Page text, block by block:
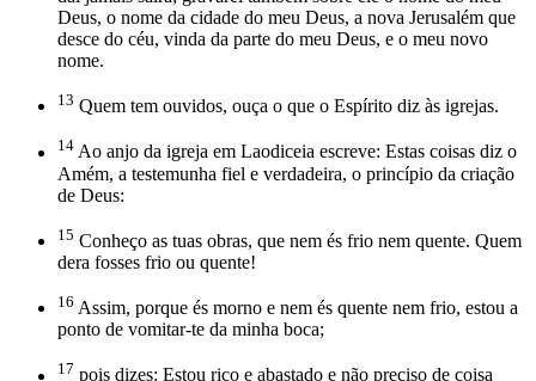
Deus, o nome da cidade do meu Deus, a nova Jerusalém que
desce do céu, vinda da parte do meu Deus, e o meu novo
nome.
13 Quem tem ouvidos, ouça o que o Espírito diz às igrejas.
14 Ao anjo da igreja em Laodiceia escreve: Estas coisas diz o
Amém, a testemunha fiel e verdadeira, o princípio da criação
de Deus:
15 Conheço as tuas obras, que nem és frio nem quente. Quem
dera fosses frio ou quente!
16 Assim, porque és morno e nem és quente nem frio, estou a
ponto de vomitar-te da minha boca;
17 pois dizes: Estou rico e abastado e não preciso de coisa